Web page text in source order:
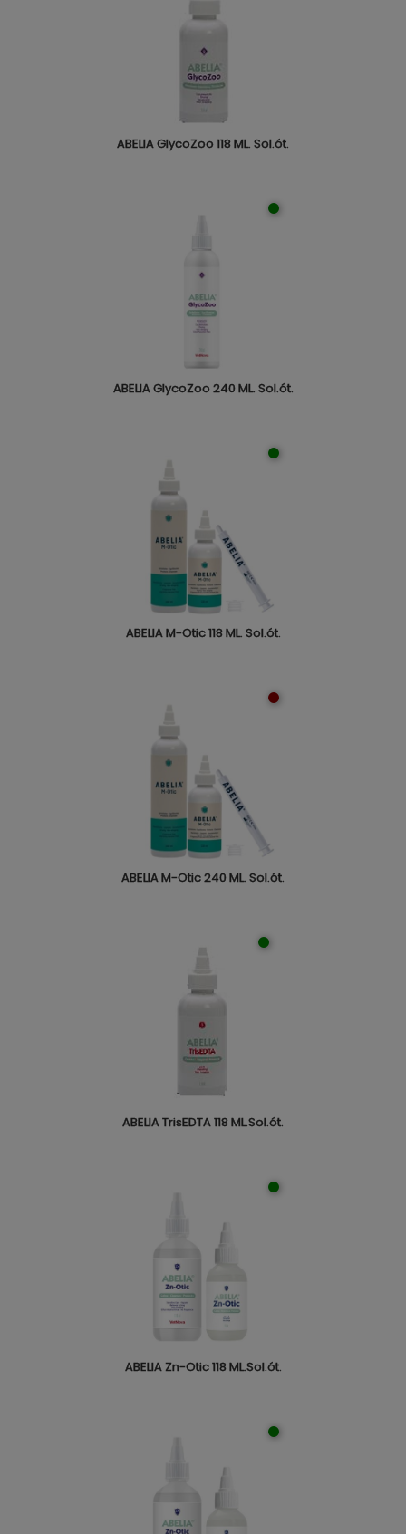
ABELIA GlycoZoo 118 ML. Sol.ót.
ABELIA GlycoZoo 240 ML. Sol.ót.
ABELIA M-Otic 118 ML. Sol.ót.
ABELIA M-Otic 240 ML. Sol.ót.
ABELIA TrisEDTA 118 ML.Sol.ót.
ABELIA Zn-Otic 118 ML.Sol.ót.